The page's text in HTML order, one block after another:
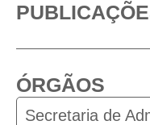
ÓRGÃOS
Secretaria de